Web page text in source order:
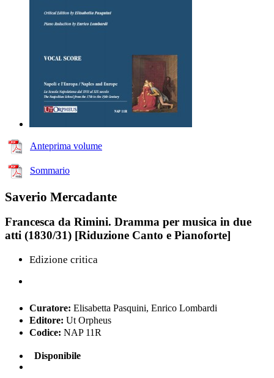
Anteprima volume
Sommario
Saverio Mercadante
Francesca da Rimini. Dramma per musica in due
atti (1830/31) [Riduzione Canto e Pianoforte]
Edizione critica
Curatore: Elisabetta Pasquini, Enrico Lombardi
Editore: Ut Orpheus
Codice: NAP 11R
Disponibile